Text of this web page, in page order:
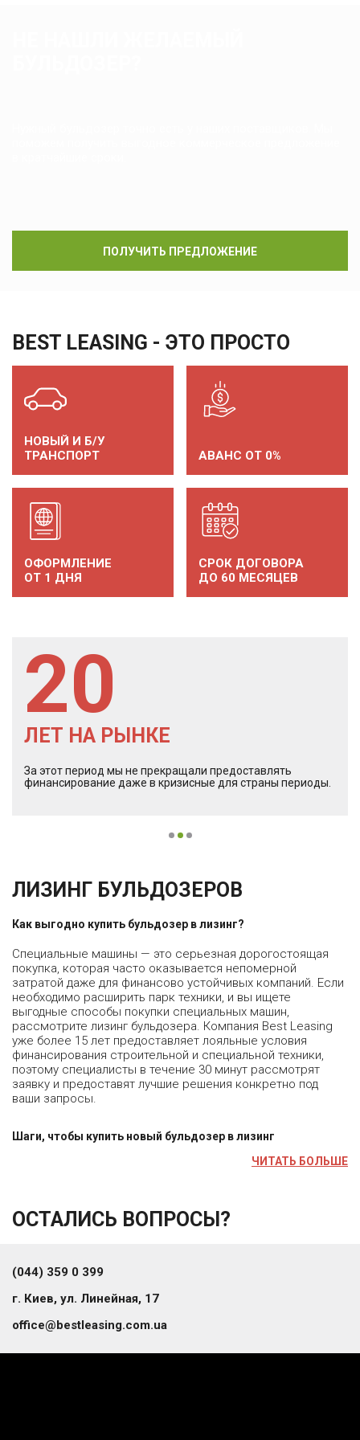
ПОЛУЧИТЬ ПРЕДЛОЖЕНИЕ
BEST LEASING - ЭТО ПРОСТО
НОВЫЙ И Б/У
ТРАНСПОРТ
АВАНС ОТ 0%
ОФОРМЛЕНИЕ
ОТ 1 ДНЯ
СРОК ДОГОВОРА
ДО 60 МЕСЯЦЕВ
20
ЛЕТ НА РЫНКЕ
За этот период мы не прекращали предоставлять
финансирование даже в кризисные для страны периоды.
ЛИЗИНГ БУЛЬДОЗЕРОВ
Как выгодно купить бульдозер в лизинг?
Специальные машины — это серьезная дорогостоящая
покупка, которая часто оказывается непомерной
затратой даже для финансово устойчивых компаний. Если
необходимо расширить парк техники, и вы ищете
выгодные способы покупки специальных машин,
рассмотрите лизинг бульдозера. Компания Best Leasing
уже более 15 лет предоставляет лояльные условия
финансирования строительной и специальной техники,
поэтому специалисты в течение 30 минут рассмотрят
заявку и предоставят лучшие решения конкретно под
ваши запросы.
Шаги, чтобы купить новый бульдозер в лизинг
ЧИТАТЬ БОЛЬШЕ
ОСТАЛИСЬ ВОПРОСЫ?
(044) 359 0 399
г. Киев, ул. Линейная, 17
office@bestleasing.com.ua